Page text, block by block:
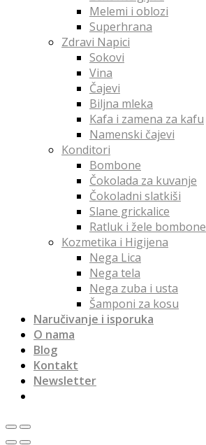
Melemi i oblozi
Superhrana
Zdravi Napici
Sokovi
Vina
Čajevi
Biljna mleka
Kafa i zamena za kafu
Namenski čajevi
Konditori
Bombone
Čokolada za kuvanje
Čokoladni slatkiši
Slane grickalice
Ratluk i žele bombone
Kozmetika i Higijena
Nega Lica
Nega tela
Nega zuba i usta
Šamponi za kosu
Naručivanje i isporuka
O nama
Blog
Kontakt
Newsletter